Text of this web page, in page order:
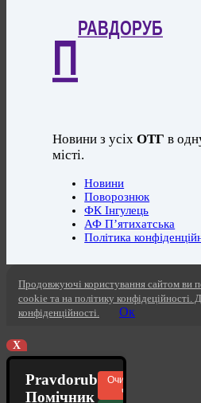
П
РАВДОРУБ
Новини з усіхОТГ в
місті.
Новини
Поворознюк
ФК Інгулець
АФ П’ятихатська
Політика
Продовжуючі користування сайтом ви
cookie та на політику конфідеційності.
конфіденційності.
Ок
X
Pravdorub
Помічник
Очистити
чат